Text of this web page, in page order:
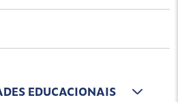
EDUCACIONAIS